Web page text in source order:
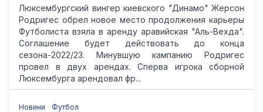
Люксембургский вингер киевского "Динамо" Жерсон
Родригес обрел новое место продолжения карьеры
Футболиста взяла в аренду аравийская "Аль-Вехда".
Соглашение будет действовать до конца
сезона-2022/23. Минувшую кампанию Родригес
провел в двух арендах. Сперва игрока сборной
Люксембурга арендовал фр...
Новини Футбол